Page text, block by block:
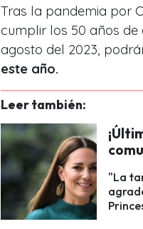
Tras la pandemia por
cumplir los 50 años de
agosto del 2023,
este año.
Leer también:
"La